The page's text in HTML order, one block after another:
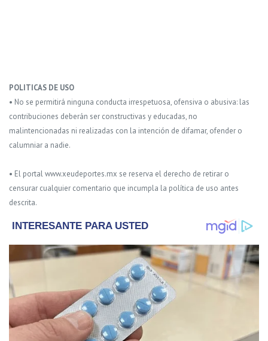
POLITICAS DE USO
• No se permitirá ninguna conducta irrespetuosa, ofensiva o abusiva: las
contribuciones deberán ser constructivas y educadas, no
malintencionadas ni realizadas con la intención de difamar, ofender o
calumniar a nadie.
• El portal www.xeudeportes.mx se reserva el derecho de retirar o
censurar cualquier comentario que incumpla la política de uso antes
descrita.